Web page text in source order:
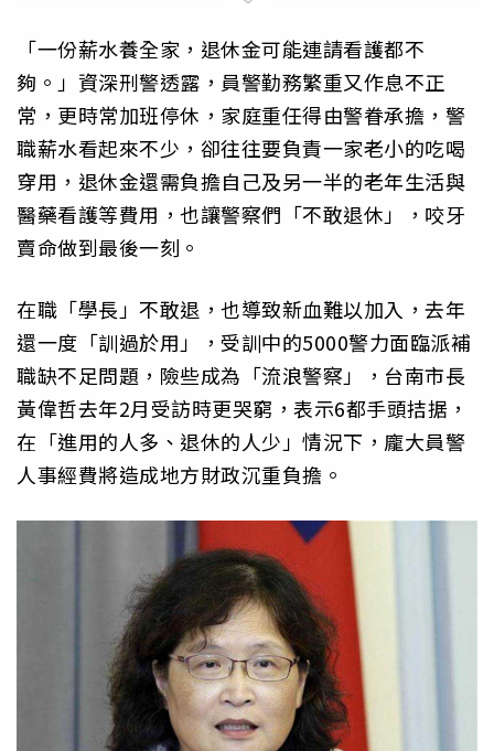
「一份薪水養全家，退休金可能連請看護都不
夠。」資深刑警透露，員警勤務繁重又作息不正
常，更時常加班停休，家庭重任得由警眷承擔，警
職薪水看起來不少，卻往往要負責一家老小的吃喝
穿用，退休金還需負擔自己及另一半的老年生活與
醫藥看護等費用，也讓警察們「不敢退休」，咬牙
賣命做到最後一刻。
在職「學長」不敢退，也導致新血難以加入，去年
還一度「訓過於用」，受訓中的5000警力面臨派補
職缺不足問題，險些成為「流浪警察」，台南市長
黃偉哲去年2月受訪時更哭窮，表示6都手頭拮据，
在「進用的人多、退休的人少」情況下，龐大員警
人事經費將造成地方財政沉重負擔。